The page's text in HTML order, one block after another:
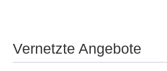
Vernetzte Angebote